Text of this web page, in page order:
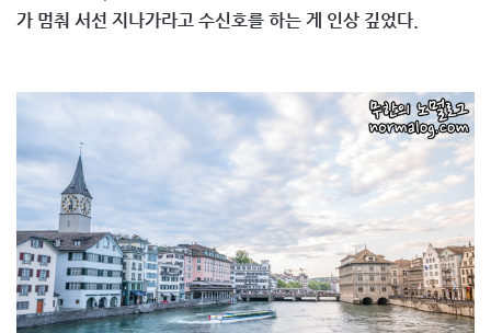
가 멈춰 서선 지나가라고 수신호를 하는 게 인상 깊었다.